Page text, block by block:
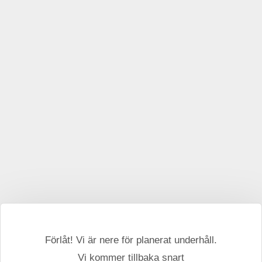
Förlåt! Vi är nere för planerat underhåll.
Vi kommer tillbaka snart